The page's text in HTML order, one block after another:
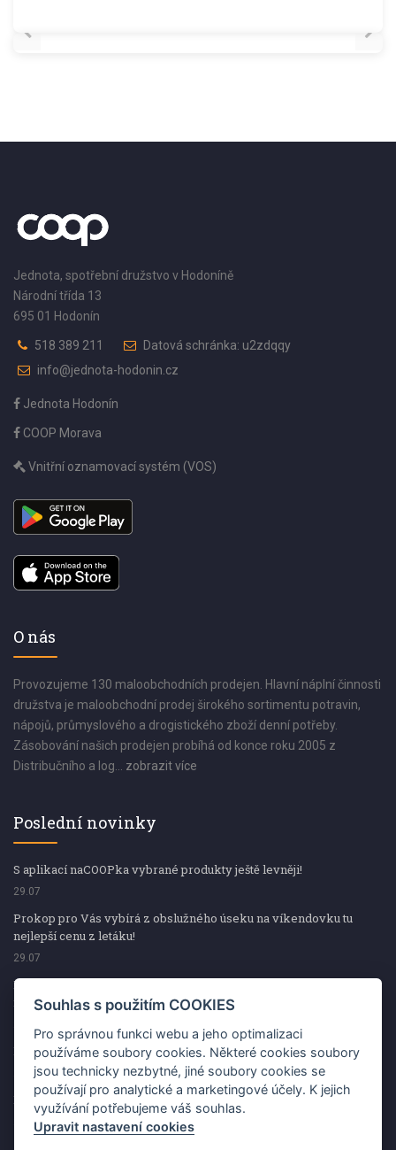
Jednota, spotřební družstvo v Hodoníně
Národní třída 13
695 01 Hodonín
518 389 211
Datová schránka: u2zdqqy
info@jednota-hodonin.cz
Jednota Hodonín
COOP Morava
Vnitřní oznamovací systém (VOS)
O nás
Provozujeme 130 maloobchodních prodejen. Hlavní náplní činnosti
družstva je maloobchodní prodej širokého sortimentu potravin,
nápojů, průmyslového a drogistického zboží denní potřeby.
Zásobování našich prodejen probíhá od konce roku 2005 z
Distribučního a log... zobrazit více
Poslední novinky
S aplikací naCOOPka vybrané produkty ještě levněji!
29.07
Prokop pro Vás vybírá z obslužného úseku na víkendovku tu
nejlepší cenu z letáku!
29.07
Prokop pro Vás vybírá z obslužného úseku na víkendovku tu
nejlepší cenu z letáku!
Kup špekáčky od Váhaly a vyhraj s naCOOPkou sekerku Fiskars
29.07
Prokop pro Vás vybírá na víkendovku ty nejlepší ceny z letáku!
29.07
Souhlas s použitím COOKIES
Pro správnou funkci webu a jeho optimalizaci
používáme soubory cookies. Některé cookies soubory
jsou technicky nezbytné, jiné soubory cookies se
používají pro analytické a marketingové účely. K jejich
využívání potřebujeme váš souhlas.
Upravit nastavení cookies